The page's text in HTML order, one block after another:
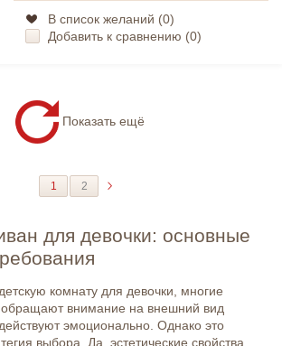
В список желаний (0)
Добавить к сравнению (0)
Показать ещё
1 2
для девочки: основные
комнату для девочки, многие
обращают внимание на внешний вид
эмоционально. Однако это
выбора. Да, эстетические свойства